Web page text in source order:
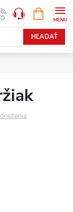
HĽADAŤ
KOŠÍK